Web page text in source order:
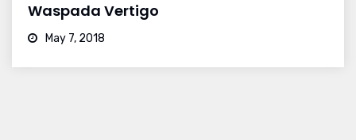
Waspada Vertigo
May 7, 2018